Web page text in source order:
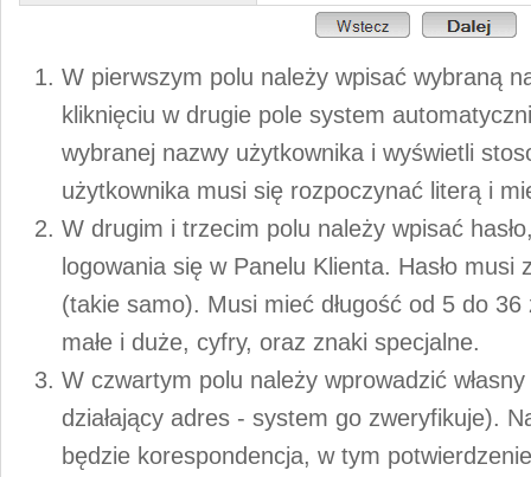
W pierwszym polu należy wpisać wybraną
kliknięciu w drugie pole system
wybranej nazwy użytkownika i wyświetli
użytkownika musi się rozpoczynać literą i
W drugim i trzecim polu należy wpisać
logowania się w Panelu Klienta. Hasło
(takie samo). Musi mieć długość od 5 do
małe i duże, cyfry, oraz znaki specjalne.
W czwartym polu należy wprowadzić
działający adres - system go zweryfikuje).
będzie korespondencja, w tym